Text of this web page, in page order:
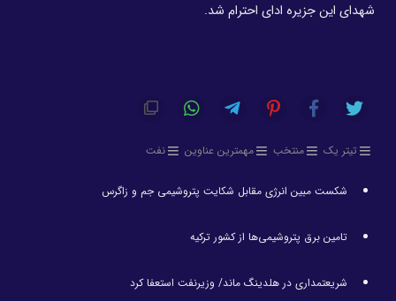
شهدای این جزیره ادای احترام شد.
تیتر یک منتخب مهمترین عناوین نفت
شکست مبین انرژی مقابل شکایت پتروشیمی جم و زاگرس
تامین برق پتروشیمی‌ها از کشور ترکیه
شریعتمداری در هلدینگ ماند/ وزیرنفت استعفا کرد